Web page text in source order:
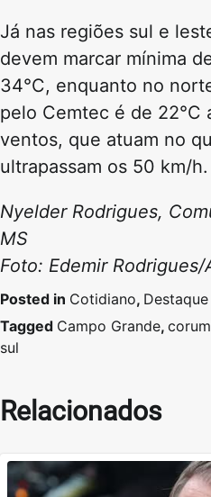
Já nas regiões sul e
devem marcar mínima
34°C, enquanto no
pelo Cemtec é de 22°C
ventos, que atuam no
ultrapassam os 50 km/h.
Nyelder Rodrigues,
MS
Foto: Edemir Rodrigues/
Posted in Cotidiano, Destaque
Tagged Campo Grande,
sul
Relacionados